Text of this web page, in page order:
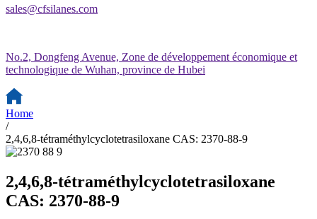
sales@cfsilanes.com
No.2, Dongfeng Avenue, Zone de développement économique et
technologique de Wuhan, province de Hubei
Home
/
2,4,6,8-tétraméthylcyclotetrasiloxane CAS: 2370-88-9
2,4,6,8-tétraméthylcyclotetrasiloxane
CAS: 2370-88-9